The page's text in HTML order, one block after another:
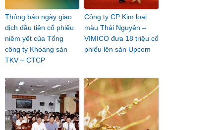
Thông báo ngày giao
dịch đầu tiên cổ phiếu
niêm yết của Tổng
công ty Khoáng sản
TKV – CTCP
Công ty CP Kim loại
màu Thái Nguyên –
VIMICO đưa 18 triệu cổ
phiếu lên sàn Upcom